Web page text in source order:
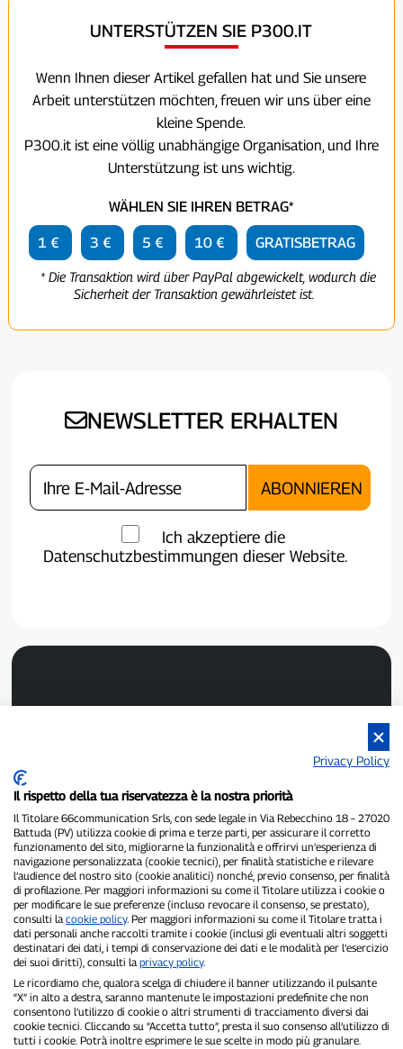
UNTERSTÜTZEN SIE P300.IT
Wenn Ihnen dieser Artikel gefallen hat und Sie unsere
Arbeit unterstützen möchten, freuen wir uns über eine
kleine Spende.
P300.it ist eine völlig unabhängige Organisation, und Ihre
Unterstützung ist uns wichtig.
WÄHLEN SIE IHREN BETRAG*
1 € 3 € 5 € 10 € GRATISBETRAG
* Die Transaktion wird über PayPal abgewickelt, wodurch die
Sicherheit der Transaktion gewährleistet ist.
NEWSLETTER ERHALTEN
Ich akzeptiere die
Datenschutzbestimmungen dieser Website.
Registrierungsnummer 1/2021 vom 1.2.2021 – Gericht Pavia.
Inhaber und Herausgeber:66communication Srls– USt-IdNr.
02798890188.
Chefredakteur:Alessandro Secchi– Stellvertretender Chefredakteur:
Federico Benedusi.
Datenschutzrichtlinie–Cookie-Richtlinie
„Wenn es wirklich passiert ist, findet man es auf P300.it.“
Copyright © P300.it 2012–2026
Privacy Policy
Il rispetto della tua riservatezza è la nostra priorità
Il Titolare 66communication Srls, con sede legale in Via Rebecchino 18 – 27020
Battuda (PV) utilizza cookie di prima e terze parti, per assicurare il corretto
funzionamento del sito, migliorarne la funzionalità e offrirvi un’esperienza di
navigazione personalizzata (cookie tecnici), per finalità statistiche e rilevare
l’audience del nostro sito (cookie analitici) nonché, previo consenso, per finalità
di profilazione. Per maggiori informazioni su come il Titolare utilizza i cookie o
per modificare le sue preferenze (incluso revocare il consenso, se prestato),
consulti la cookie policy. Per maggiori informazioni su come il Titolare tratta i
dati personali anche raccolti tramite i cookie (inclusi gli eventuali altri soggetti
destinatari dei dati, i tempi di conservazione dei dati e le modalità per l’esercizio
dei suoi diritti), consulti la privacy policy.
Le ricordiamo che, qualora scelga di chiudere il banner utilizzando il pulsante
“X” in alto a destra, saranno mantenute le impostazioni predefinite che non
consentono l’utilizzo di cookie o altri strumenti di tracciamento diversi dai
cookie tecnici. Cliccando su “Accetta tutto”, presta il suo consenso all’utilizzo di
tutti i cookie. Potrà inoltre esprimere le sue scelte in modo più granulare.